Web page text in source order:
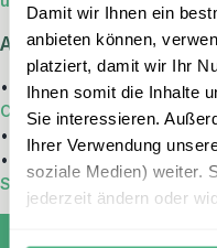
Damit wir Ihnen ein
anbieten können,
platziert, damit wir Ihr
Ihnen somit die Inhalte
Sie interessieren.
Ihrer Verwendung
soziale Medien) weiter.
jederzeit ändern oder
Australien mit Kindern
•
Entspannte Australien
Cairns in drei Wochen
•
Australien mit Kindern:
•
Australien Rundreise mit
Sydney nach Adelaide